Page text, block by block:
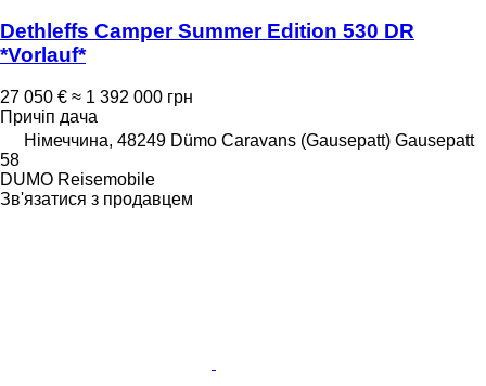
Dethleffs Camper Summer Edition 530 DR
*Vorlauf*
27 050 € ≈ 1 392 000 грн
Причіп дача
Німеччина, 48249 Dümo Caravans (Gausepatt) Gausepatt
58
DUMO Reisemobile
Зв'язатися з продавцем